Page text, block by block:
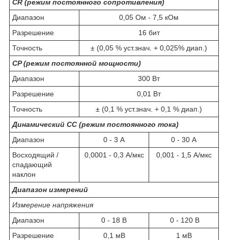
CR (режим постоянного сопротивления)
Диапазон
0,05 Ом - 7,5 кОм
Разрешение
16 бит
Точность
± (0,05 % уст.знач. + 0,025% диап.)
CP (режим постоянной мощности)
Диапазон
300 Вт
Разрешение
0,01 Вт
Точность
± (0,1 % уст.знач. + 0,1 % диап.)
Динамический СС (режим постоянного тока)
Диапазон
0 - 3 А
0 - 30 А
Восходящий /
спадающий
наклон
0,0001 - 0,3 А/мкс 0,001 - 1,5 А/мкс
Диапазон измерений
Измерение напряжения
Диапазон
0 - 18 В
0 - 120 В
Разрешение
0,1 мВ
1 мВ